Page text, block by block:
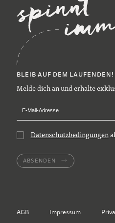
BLEIB AUF DEM LAUFENDEN!
Melde dich an und erhalte
Datenschutzbedingungen
ABSENDEN
AGB Impressum